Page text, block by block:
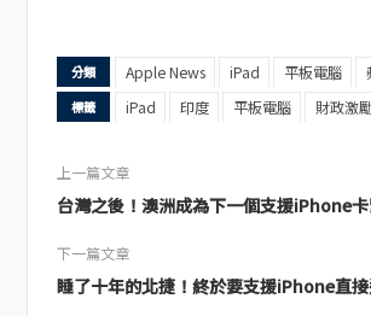
分類 Apple News iPad 平板電腦
標籤 iPad 印度 平板電腦 財政激
上一篇文章
台灣之後！澳洲成為下一個支援iPhone
下一篇文章
睡了十年的北捷！終於要支援iPhone直